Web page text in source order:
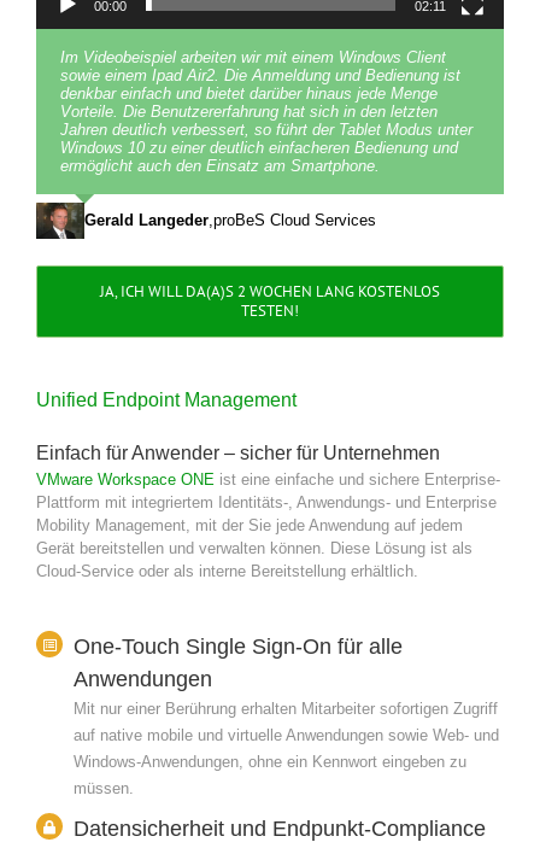
00:00 02:11
Im Videobeispiel arbeiten wir mit einem Windows Client
sowie einem Ipad Air2. Die Anmeldung und Bedienung ist
denkbar einfach und bietet darüber hinaus jede Menge
Vorteile. Die Benutzererfahrung hat sich in den letzten
Jahren deutlich verbessert, so führt der Tablet Modus unter
Windows 10 zu einer deutlich einfacheren Bedienung und
ermöglicht auch den Einsatz am Smartphone.
Gerald Langeder,proBeS Cloud Services
JA, ICH WILL DA(A)S 2 WOCHEN LANG KOSTENLOS
TESTEN!
Unified Endpoint Management
Einfach für Anwender – sicher für Unternehmen
VMware Workspace ONE ist eine einfache und sichere Enterprise-
Plattform mit integriertem Identitäts-, Anwendungs- und Enterprise
Mobility Management, mit der Sie jede Anwendung auf jedem
Gerät bereitstellen und verwalten können. Diese Lösung ist als
Cloud-Service oder als interne Bereitstellung erhältlich.
One-Touch Single Sign-On für alle
Anwendungen
Mit nur einer Berührung erhalten Mitarbeiter sofortigen Zugriff
auf native mobile und virtuelle Anwendungen sowie Web- und
Windows-Anwendungen, ohne ein Kennwort eingeben zu
müssen.
Datensicherheit und Endpunkt-Compliance